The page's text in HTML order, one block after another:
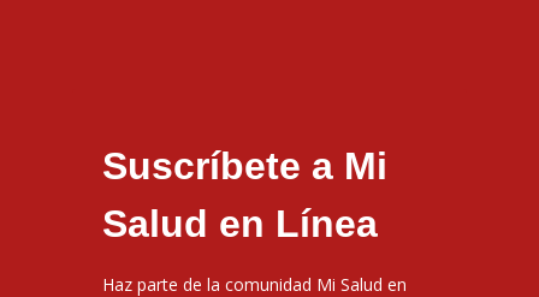
Suscríbete a Mi
Salud en Línea
Haz parte de la comunidad Mi Salud en